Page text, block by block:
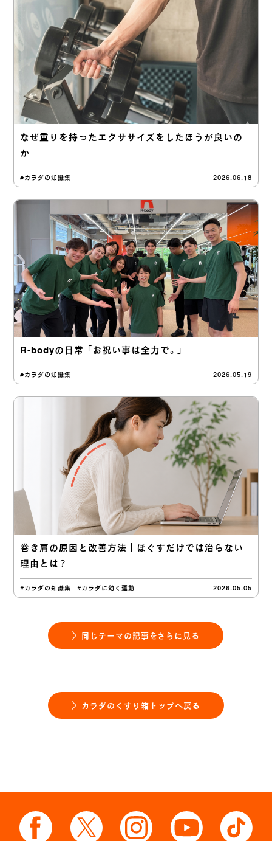
なぜ重りを持ったエクササイズをしたほうが良いの
か
#カラダの知識集 2026.06.18
R-bodyの日常 「お祝い事は全力で。」
#カラダの知識集 2026.05.19
巻き肩の原因と改善方法｜ほぐすだけでは治らない
理由とは？
#カラダの知識集 #カラダに効く運動 2026.05.05
同じテーマの記事をさらに見る
カラダのくすり箱トップへ戻る